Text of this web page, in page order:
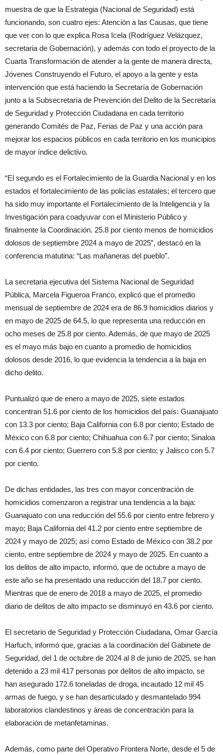
muestra de que la Estrategia (Nacional de Seguridad) está
funcionando, son cuatro ejes: Atención a las Causas, que tiene
que ver con lo que explica Rosa Icela (Rodríguez Velázquez,
secretaria de Gobernación), y además con todo el proyecto de la
Cuarta Transformación de atender a la gente de manera directa,
Jóvenes Construyendo el Futuro, el apoyo a la gente y esta
intervención que está haciendo la Secretaría de Gobernación
junto a la Subsecretaría de Prevención del Delito de la Secretaría
de Seguridad y Protección Ciudadana en cada territorio
generando Comités de Paz, Ferias de Paz y una acción para
mejorar los espacios públicos en cada territorio en los municipios
de mayor índice delictivo.
“El segundo es el Fortalecimiento de la Guardia Nacional y en los
estados el fortalecimiento de las policías estatales; el tercero que
ha sido muy importante el Fortalecimiento de la Inteligencia y la
Investigación para coadyuvar con el Ministerio Público y
finalmente la Coordinación. 25.8 por ciento menos de homicidios
dolosos de septiembre 2024 a mayo de 2025”, destacó en la
conferencia matutina: “Las mañaneras del pueblo”.
La secretaria ejecutiva del Sistema Nacional de Seguridad
Pública, Marcela Figueroa Franco, explicó que el promedio
mensual de septiembre de 2024 era de 86.9 homicidios diarios y
en mayo de 2025 de 64.5, lo que representa una reducción en
ocho meses de 25.8 por ciento. Además, de que mayo de 2025
es el mayo más bajo en cuanto a promedio de homicidios
dolosos desde 2016, lo que evidencia la tendencia a la baja en
dicho delito.
Puntualizó que de enero a mayo de 2025, siete estados
concentran 51.6 por ciento de los homicidios del país: Guanajuato
con 13.3 por ciento; Baja California con 6.8 por ciento; Estado de
México con 6.8 por ciento; Chihuahua con 6.7 por ciento; Sinaloa
con 6.4 por ciento; Guerrero con 5.8 por ciento; y Jalisco con 5.7
por ciento.
De dichas entidades, las tres con mayor concentración de
homicidios comenzaron a registrar una tendencia a la baja:
Guanajuato con una reducción del 55.6 por ciento entre febrero y
mayo; Baja California del 41.2 por ciento entre septiembre de
2024 y mayo de 2025; así como Estado de México con 38.2 por
ciento, entre septiembre de 2024 y mayo de 2025. En cuanto a
los delitos de alto impacto, informó, que de octubre a mayo de
este año se ha presentado una reducción del 18.7 por ciento.
Mientras que de enero de 2018 a mayo de 2025, el promedio
diario de delitos de alto impacto se disminuyó en 43.6 por ciento.
El secretario de Seguridad y Protección Ciudadana, Omar García
Harfuch, informó que, gracias a la coordinación del Gabinete de
Seguridad, del 1 de octubre de 2024 al 8 de junio de 2025, se han
detenido a 23 mil 417 personas por delitos de alto impacto, se
han asegurado 172.6 toneladas de droga, incautado 12 mil 45
armas de fuego, y se han desarticulado y desmantelado 994
laboratorios clandestinos y áreas de concentración para la
elaboración de metanfetaminas.
Además, como parte del Operativo Frontera Norte, desde el 5 de